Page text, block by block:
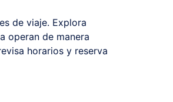
de viaje. Explora
operan de manera
horarios y reserva